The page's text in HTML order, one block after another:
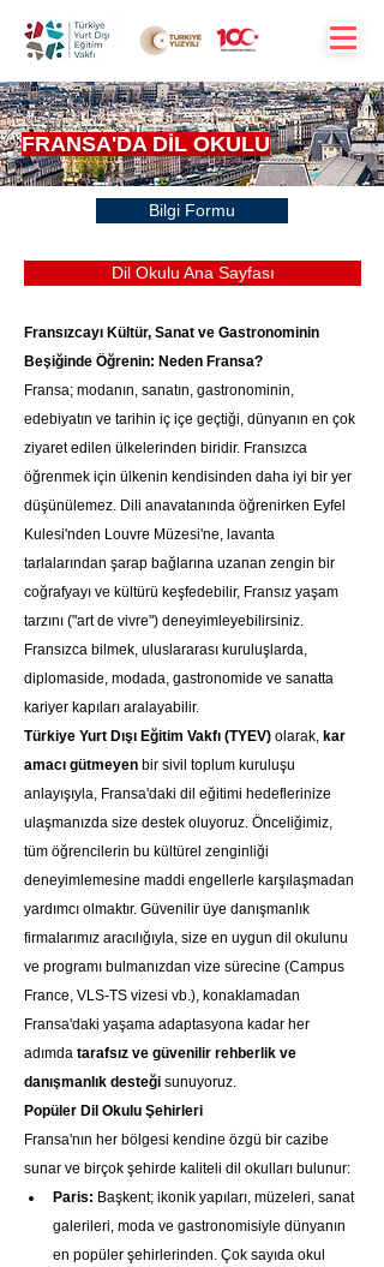
FRANSA'DA DİL OKULU
Bilgi Formu
Dil Okulu Ana Sayfası
Fransızcayı Kültür, Sanat ve Gastronominin
Beşiğinde Öğrenin: Neden Fransa?
Fransa; modanın, sanatın, gastronominin,
edebiyatın ve tarihin iç içe geçtiği, dünyanın en çok
ziyaret edilen ülkelerinden biridir. Fransızca
öğrenmek için ülkenin kendisinden daha iyi bir yer
düşünülemez. Dili anavatanında öğrenirken Eyfel
Kulesi'nden Louvre Müzesi'ne, lavanta
tarlalarından şarap bağlarına uzanan zengin bir
coğrafyayı ve kültürü keşfedebilir, Fransız yaşam
tarzını ("art de vivre") deneyimleyebilirsiniz.
Fransızca bilmek, uluslararası kuruluşlarda,
diplomaside, modada, gastronomide ve sanatta
kariyer kapıları aralayabilir.
Türkiye Yurt Dışı Eğitim Vakfı (TYEV) olarak, kar
amacı gütmeyen bir sivil toplum kuruluşu
anlayışıyla, Fransa'daki dil eğitimi hedeflerinize
ulaşmanızda size destek oluyoruz. Önceliğimiz,
tüm öğrencilerin bu kültürel zenginliği
deneyimlemesine maddi engellerle karşılaşmadan
yardımcı olmaktır. Güvenilir üye danışmanlık
firmalarımız aracılığıyla, size en uygun dil okulunu
ve programı bulmanızdan vize sürecine (Campus
France, VLS-TS vizesi vb.), konaklamadan
Fransa'daki yaşama adaptasyona kadar her
adımda tarafsız ve güvenilir rehberlik ve
danışmanlık desteği sunuyoruz.
Popüler Dil Okulu Şehirleri
Fransa'nın her bölgesi kendine özgü bir cazibe
sunar ve birçok şehirde kaliteli dil okulları bulunur:
Paris: Başkent; ikonik yapıları, müzeleri, sanat
galerileri, moda ve gastronomisiyle dünyanın
en popüler şehirlerinden. Çok sayıda okul